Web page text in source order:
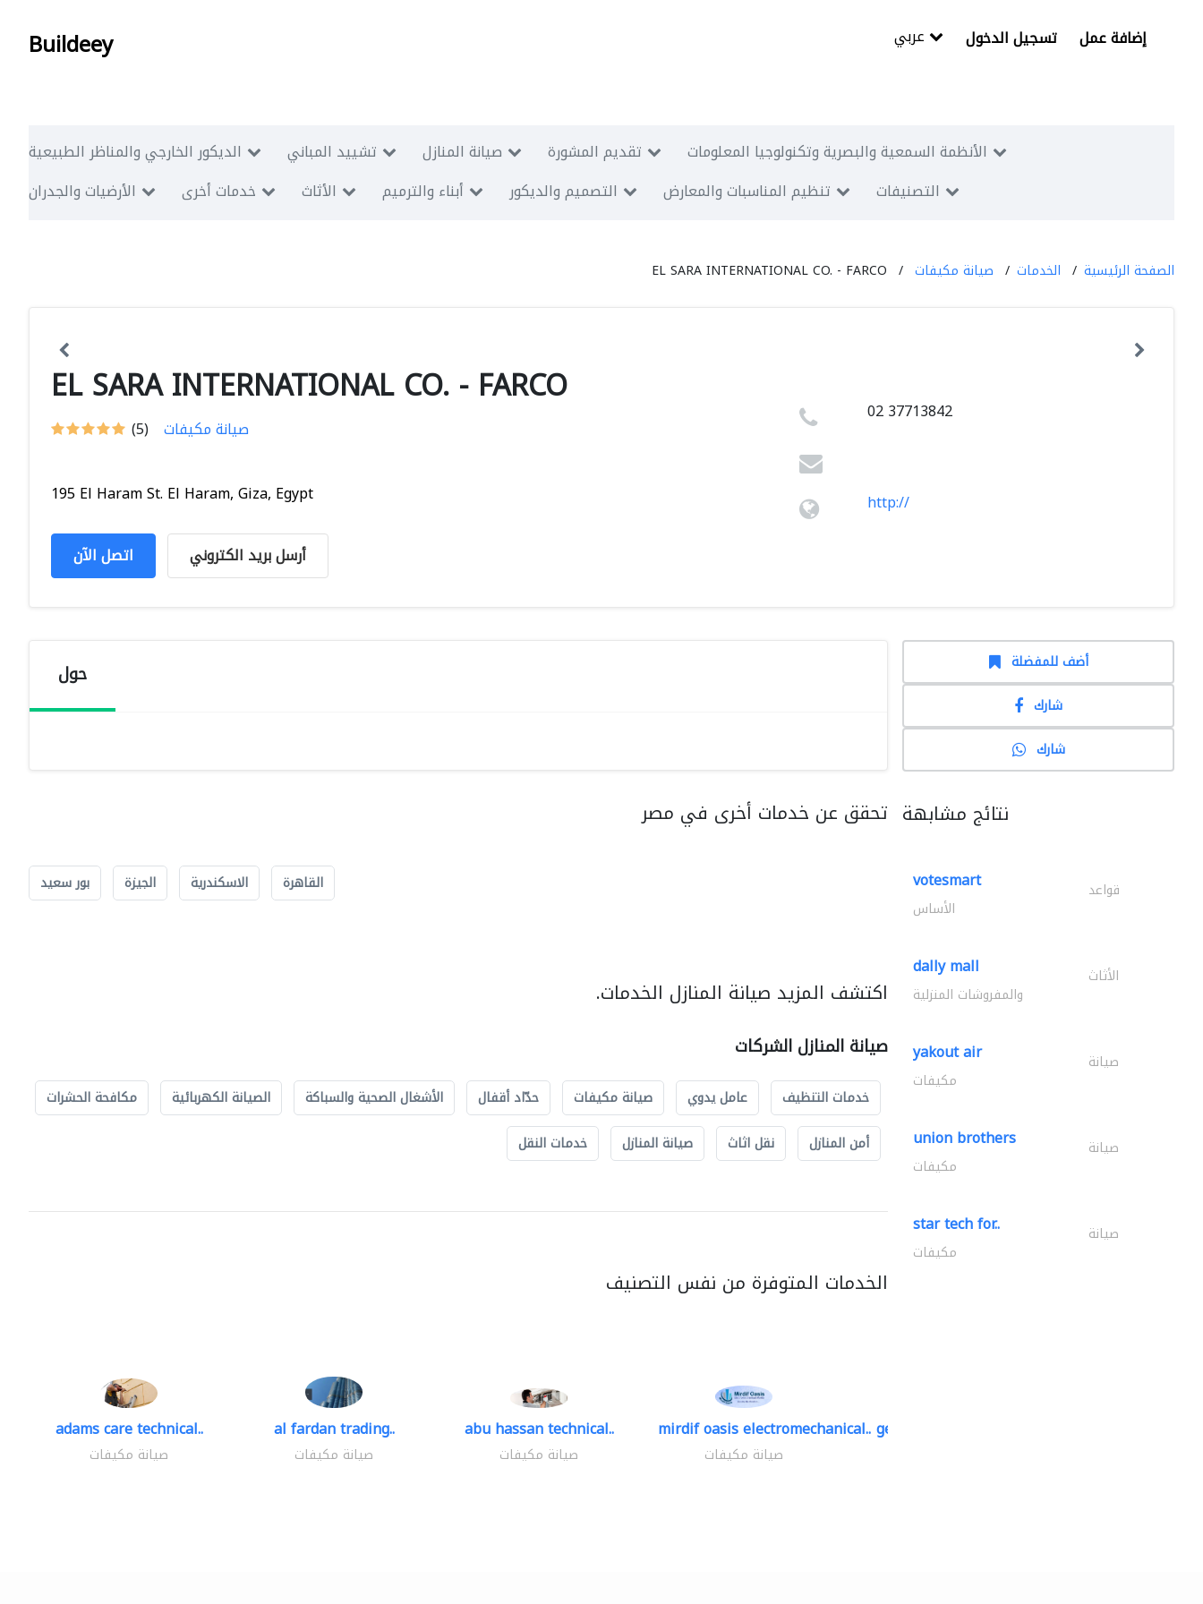
Buildeey تسجيل الدخول إضافة عمل
الديكور الخارجي والمناظر الطبيعية تشييد المباني صيانة المنازل تقديم المشورة
الأنظمة السمعية والبصرية وتكنولوجيا المعلومات
الأرضيات والجدران
خدمات أخرى الأثاث أبناء والترميم التصميم والديكور تنظيم المناسبات والمعارض التصنيفات
الصفحة الرئيسية الخدمات صيانة مكيفات EL SARA INTERNATIONAL CO. - FARCO
EL SARA INTERNATIONAL CO. - FARCO
(5) صيانة مكيفات
195 El Haram St. El Haram, Giza, Egypt
اتصل الآن أرسل بريد الكتروني
02 37713842
http://
حول
تحقق عن خدمات أخرى في مصر
القاهرة الاسكندرية الجيزة بور سعيد
اكتشف المزيد صيانة المنازل الخدمات.
صيانة المنازل الشركات
خدمات التنظيف عامل يدوي صيانة مكيفات حدّاد أقفال الأشغال الصحية والسباكة الصيانة الكهربائية
مكافحة الحشرات
أمن المنازل
نقل اثاث صيانة المنازل خدمات النقل
الخدمات المتوفرة من نفس التصنيف
adams care technical..
صيانة مكيفات
al fardan trading..
صيانة مكيفات
abu hassan technical..
صيانة مكيفات
mirdif oasis electromechanical..
صيانة مكيفات
geco mechanical and..
أضف للمفضلة
شارك
شارك
نتائج مشابهة
votesmart قواعد
الأساس
dally mall الأثاث
والمفروشات المنزلية
yakout air صيانة
مكيفات
union brothers صيانة
مكيفات
star tech for.. صيانة
مكيفات